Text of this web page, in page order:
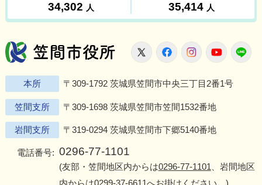
笠間市役所
X FacebookInstagram
本所 〒309-1792 茨城県笠間市中央三丁目2番1号
笠間支所 〒309-1698 茨城県笠間市笠間1532番地
岩間支所 〒319-0294 茨城県笠間市下郷5140番地
電話番号: 0296-77-1101
(友部・笠間地区内からは0296-77-1101 、岩間地区
内からは0299-37-6611へお掛けください。)